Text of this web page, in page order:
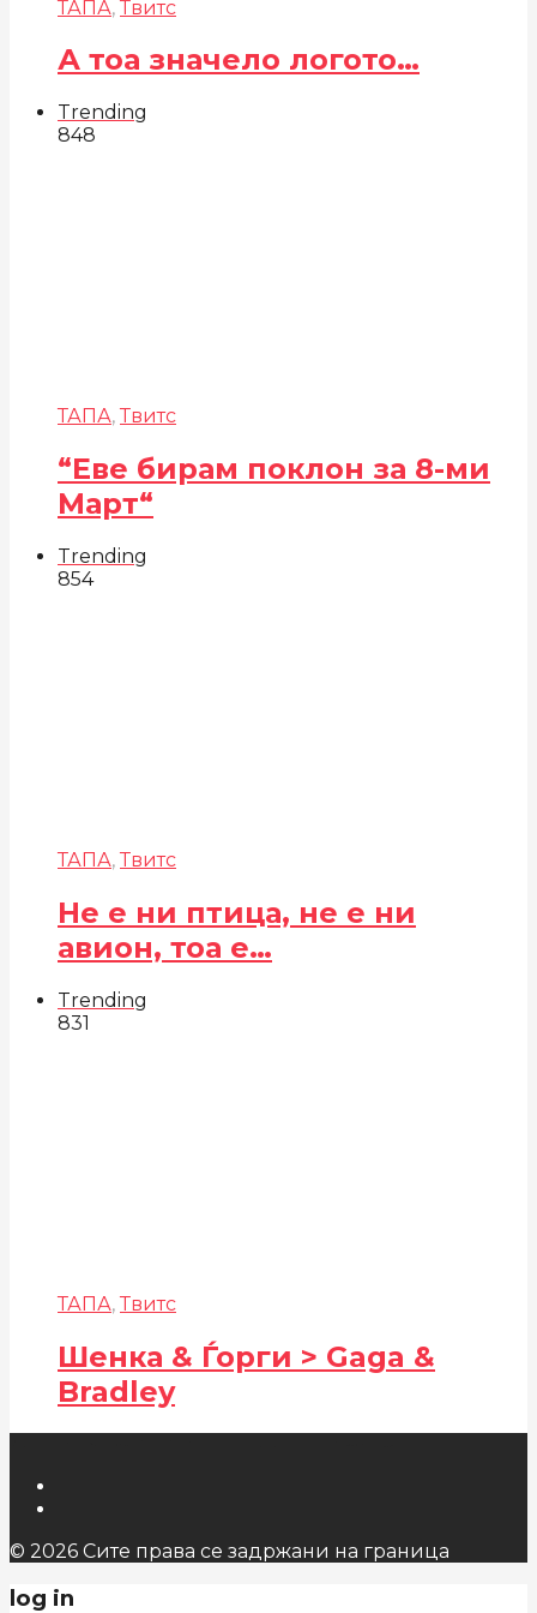
ТАПА, Твитс
А тоа значело логото…
Trending
848
ТАПА, Твитс
“Еве бирам поклон за 8-ми
Март“
Trending
854
ТАПА, Твитс
Не е ни птица, не е ни
авион, тоа е…
Trending
831
ТАПА, Твитс
Шенка & Ѓорги > Gaga &
Bradley
© 2026 Сите права се задржани на граница
log in